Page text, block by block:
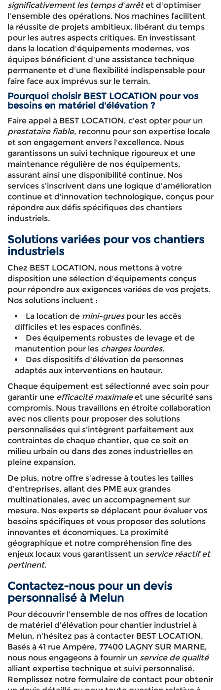
significativement les temps d'arrêtet d'optimiser
l'ensemble des opérations. Nos machines facilitent
la réussite de projets ambitieux, libérant du temps
pour les autres aspects critiques. En investissant
dans la location d'équipements modernes, vos
équipes bénéficient d'une assistance technique
permanente et d'une flexibilité indispensable pour
faire face aux imprévus sur le terrain.
Pourquoi choisir BEST LOCATION pour vos
besoins en matériel d'élévation ?
Faire appel à BEST LOCATION, c'est opter pour un
prestataire fiable, reconnu pour son expertise locale
et son engagement envers l'excellence. Nous
garantissons un suivi technique rigoureux et une
maintenance régulière de nos équipements,
assurant ainsi une disponibilité continue. Nos
services s'inscrivent dans une logique d'amélioration
continue et d'innovation technologique, conçus pour
répondre aux défis spécifiques des chantiers
industriels.
Solutions variées pour vos chantiers
industriels
Chez BEST LOCATION, nous mettons à votre
disposition une sélection d'équipements conçus
pour répondre aux exigences variées de vos projets.
Nos solutions incluent :
La location de mini-gruespour les accès
difficiles et les espaces confinés.
Des équipements robustes de levage et de
manutention pour les charges lourdes.
Des dispositifs d'élévation de personnes
adaptés aux interventions en hauteur.
Chaque équipement est sélectionné avec soin pour
garantir une efficacité maximaleet une sécurité sans
compromis. Nous travaillons en étroite collaboration
avec nos clients pour proposer des solutions
personnalisées qui s'intègrent parfaitement aux
contraintes de chaque chantier, que ce soit en
milieu urbain ou dans des zones industrielles en
pleine expansion.
De plus, notre offre s'adresse à toutes les tailles
d'entreprises, allant des PME aux grandes
multinationales, avec un accompagnement sur
mesure. Nos experts se déplacent pour évaluer vos
besoins spécifiques et vous proposer des solutions
innovantes et économiques. La proximité
géographique et notre compréhension fine des
enjeux locaux vous garantissent un service réactif et
pertinent.
Contactez-nous pour un devis
personnalisé à Melun
Pour découvrir l'ensemble de nos offres de location
de matériel d'élévation pour chantier industriel à
Melun, n'hésitez pas à contacter BEST LOCATION.
Basés à 41 rue Ampère, 77400 LAGNY SUR MARNE,
nous nous engageons à fournir un service de qualité
alliant expertise technique et suivi personnalisé.
Remplissez notre formulaire de contact pour obtenir